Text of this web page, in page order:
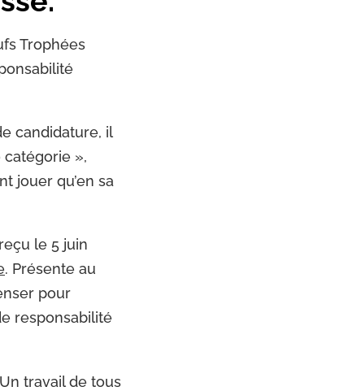
Trophées
candidature, il
catégorie »,
jouer qu’en sa
le 5 juin
. Présente au
pour
responsabilité
travail de tous